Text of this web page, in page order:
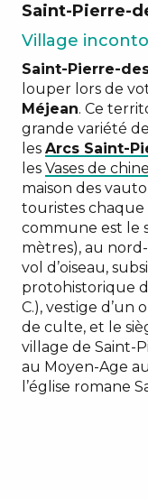
Saint-Pierre-
Village
Saint-Pierre-
louper lors de
Méjean. Ce
grande variété
les Arcs Saint-
les Vases de
maison des
touristes chaque
commune est le
mètres), au
vol d’oiseau,
protohistorique
C.), vestige d’un
de culte, et le
village de Saint-
au Moyen-Age
l’église romane